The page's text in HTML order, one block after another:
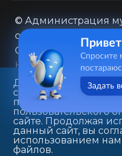
© Администрация
образования
Саратов»
Контакты
Карта
Политика в
персональных
410031, г. Саратов,
+7(8452)26-02-49
Данный веб-сайт
cookie-файлы в целях
предоставления вам
пользовательского
сайте. Продолжая
данный сайт, вы
использованием
файлов.
Спросите
Задать